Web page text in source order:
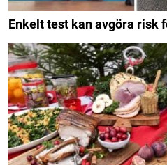
Enkelt test kan avgöra risk